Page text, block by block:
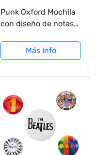
Punk Oxford Mochila
con diseño de notas
escuela, Niños y
Niñas, Elegante, Arte
(4 Colores), Keyboard
Más Info